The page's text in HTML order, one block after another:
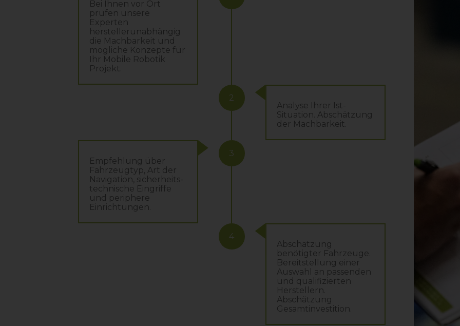
Bei Ihnen vor Ort
prüfen unsere
Experten
herstellerunabhängig
die Machbarkeit und
mögliche Konzepte für
Ihr Mobile Robotik
Projekt.
Analyse Ihrer Ist-
Situation. Abschätzung
der Machbarkeit.
2
Empfehlung über
Fahrzeugtyp, Art der
Navigation, sicherheits-
technische Eingriffe
und periphere
Einrichtungen.
3
Abschätzung
benötigter Fahrzeuge.
Bereitstellung einer
Auswahl an passenden
und qualifizierten
Herstellern.
Abschätzung
Gesamtinvestition.
4